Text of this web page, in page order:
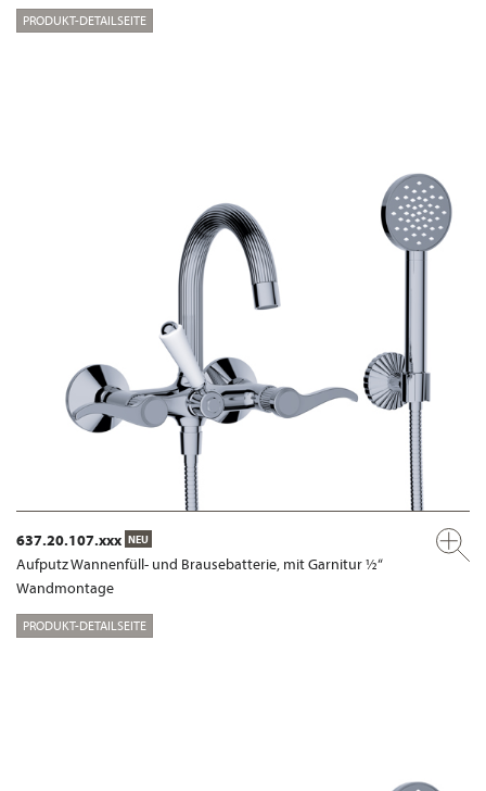
PRODUKT-DETAILSEITE
637.20.107.xxx NEU
Aufputz Wannenfüll- und Brausebatterie, mit Garnitur ½“
Wandmontage
PRODUKT-DETAILSEITE